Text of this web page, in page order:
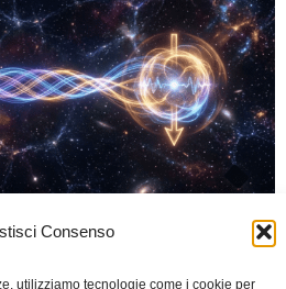
Consenso
utilizziamo tecnologie come i cookie per
0
correlazioni che sembrano ignorare